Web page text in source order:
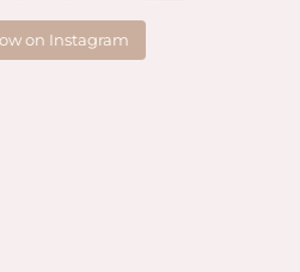
on Instagram